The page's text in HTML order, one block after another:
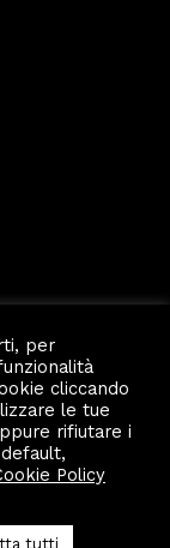
per
cliccando
le tue
rifiutare i
Policy
tutti